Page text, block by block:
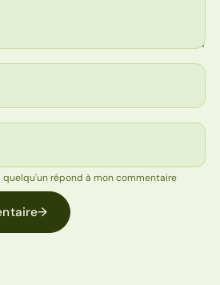
répond à mon commentaire
→